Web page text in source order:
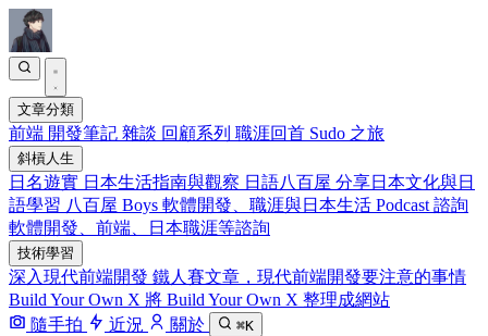
文章分類
前端 開發筆記 雜談 回顧系列 職涯回首 Sudo 之旅
斜槓人生
日名遊實 日本生活指南與觀察 日語八百屋 分享日本文化與日
語學習 八百屋 Boys 軟體開發、職涯與日本生活 Podcast 諮詢
軟體開發、前端、日本職涯等諮詢
技術學習
深入現代前端開發 鐵人賽文章，現代前端開發要注意的事情
Build Your Own X 將 Build Your Own X 整理成網站
隨手拍
近況 關於 ⌘K